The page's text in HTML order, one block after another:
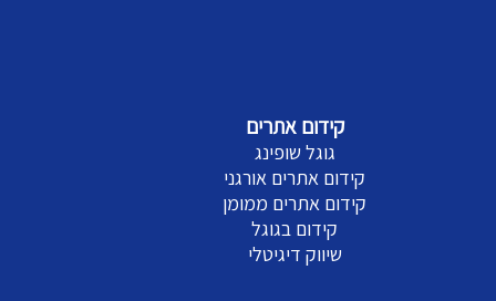
קידום אתרים
גוגל שופינג
קידום אתרים אורגני
קידום אתרים ממומן
קידום בגוגל
שיווק דיגיטלי